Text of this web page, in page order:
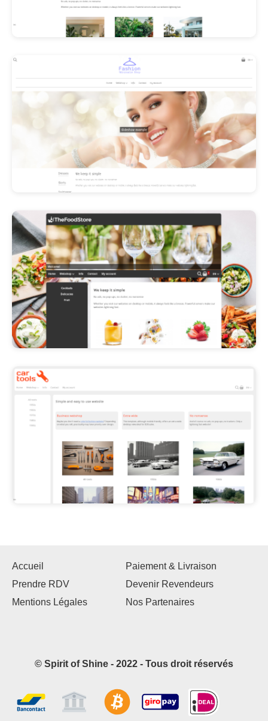
Polishangel Belgium
Accueil
Paiement & Livraison
Prendre RDV
Devenir Revendeurs
Mentions Légales
Nos Partenaires
© Spirit of Shine - 2022 - Tous droit réservés